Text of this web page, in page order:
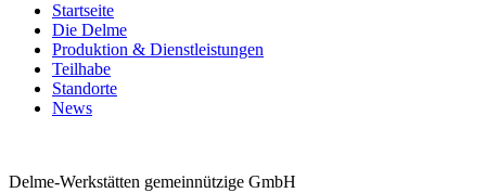
Startseite
Die Delme
Produktion & Dienstleistungen
Teilhabe
Standorte
News
Delme-Werkstätten gemeinnützige GmbH